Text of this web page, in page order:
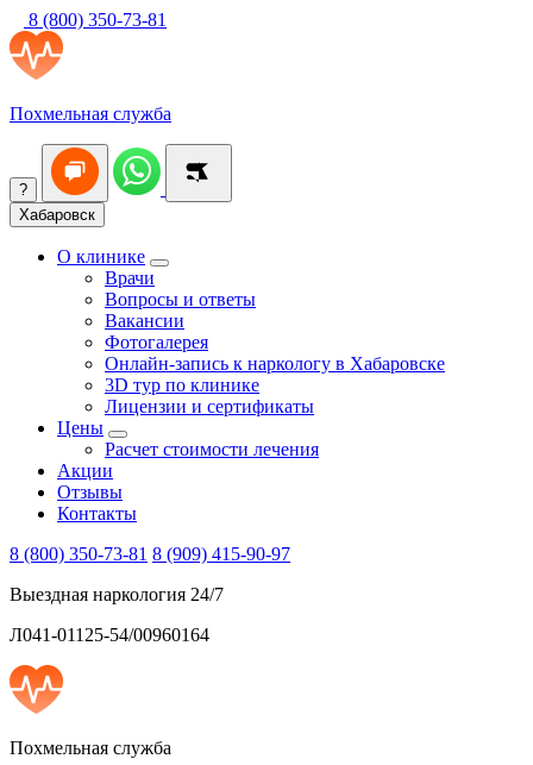
8 (800) 350-73-81
Похмельная служба
?
Хабаровск
О клинике
Врачи
Вопросы и ответы
Вакансии
Фотогалерея
Онлайн-запись к наркологу в Хабаровске
3D тур по клинике
Лицензии и сертификаты
Цены
Расчет стоимости лечения
Акции
Отзывы
Контакты
8 (800) 350-73-81 8 (909) 415-90-97
Выездная наркология 24/7
Л041-01125-54/00960164
Похмельная служба